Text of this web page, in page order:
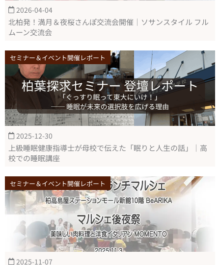
2026-04-04
北柏発！満月＆夜桜さんぽ交流会開催｜ソサンスタイル フル
ムーン交流会
セミナー＆イベント開催レポート
2025-12-30
上級睡眠健康指導士が母校で伝えた「眠りと人生の話」｜高
校での睡眠講座
セミナー＆イベント開催レポート
2025-11-07